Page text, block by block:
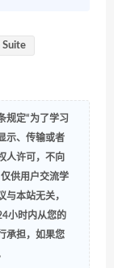
规定“为了学习
示、传输或者
人许可，不向
供用户交流学
与本站无关，
小时内从您的
承担，如果您